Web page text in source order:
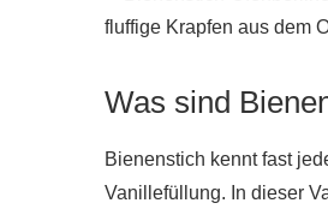
Was sind
Bienenstich kennt fast
Vanillefüllung. In dieser